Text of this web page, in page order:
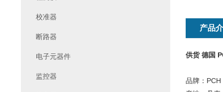
产品
供货 德国
品牌：PCH
校准器
断路器
电子元器件
监控器